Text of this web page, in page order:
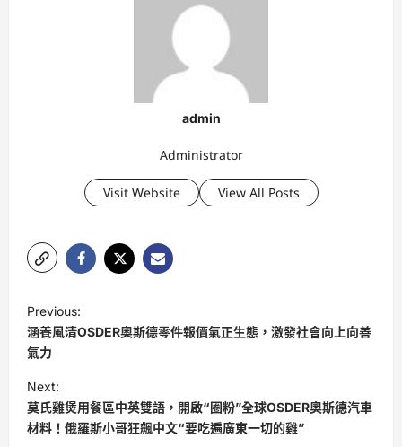
admin
Administrator
Visit Website View All Posts
o
s
t
n
a
Previous:
涵養風清OSDER奧斯德零件報價氣正生態，激發社會向上向善
氣力
Next:
莫氏雞煲用餐區中英雙語，開啟“圈粉”全球OSDER奧斯德汽車
材料！俄羅斯小哥狂飆中文“要吃遍廣東一切的雞”